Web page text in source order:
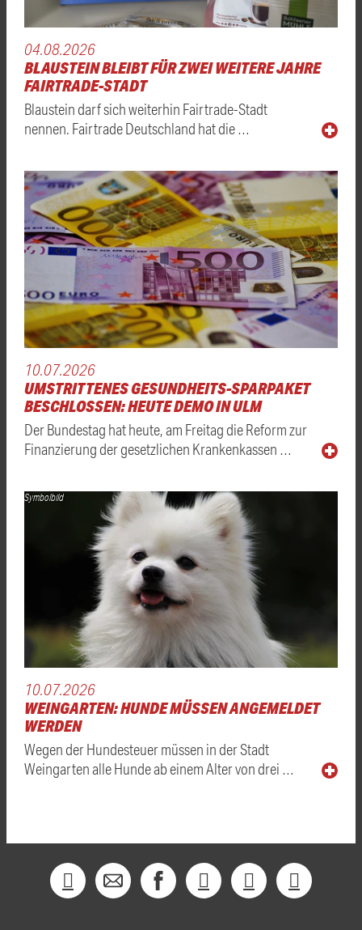
04.08.2026
BLAUSTEIN BLEIBT FÜR ZWEI WEITERE JAHRE
FAIRTRADE-STADT
Blaustein darf sich weiterhin Fairtrade-Stadt
nennen. Fairtrade Deutschland hat die …
10.07.2026
UMSTRITTENES GESUNDHEITS-SPARPAKET
BESCHLOSSEN: HEUTE DEMO IN ULM
Der Bundestag hat heute, am Freitag die Reform zur
Finanzierung der gesetzlichen Krankenkassen …
Symbolbild
10.07.2026
WEINGARTEN: HUNDE MÜSSEN ANGEMELDET
WERDEN
Wegen der Hundesteuer müssen in der Stadt
Weingarten alle Hunde ab einem Alter von drei …